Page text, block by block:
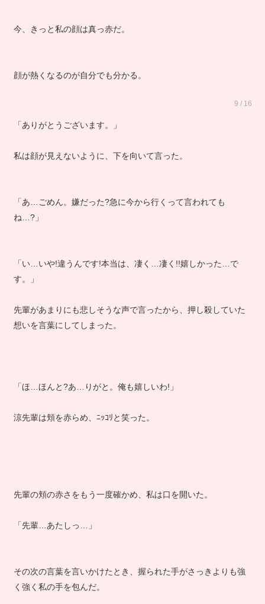
今、きっと私の顔は真っ赤だ。
顔が熱くなるのが自分でも分かる。
9 / 16
「ありがとうございます。」
私は顔が見えないように、下を向いて言った。
「あ…ごめん。嫌だった?急に今から行くって言われても
ね…?」
「い…いや!違うんです!本当は、凄く…凄く!!嬉しかった…で
す。」
先輩があまりにも悲しそうな声で言ったから、押し殺していた
想いを言葉にしてしまった。
「ほ…ほんと?あ…りがと。俺も嬉しいわ!」
涼先輩は頬を赤らめ、ﾆｯｺﾘと笑った。
先輩の頬の赤さをもう一度確かめ、私は口を開いた。
「先輩…あたしっ…」
その次の言葉を言いかけたとき、握られた手がさっきよりも強
く強く私の手を包んだ。